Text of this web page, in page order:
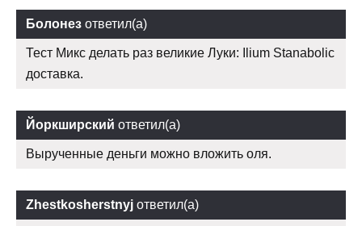
Болонез ответил(а)
Тест Микс делать раз великие Луки: Ilium Stanabolic
доставка.
Йоркширский ответил(а)
Вырученные деньги можно вложить оля.
Zhestkosherstnyj ответил(а)